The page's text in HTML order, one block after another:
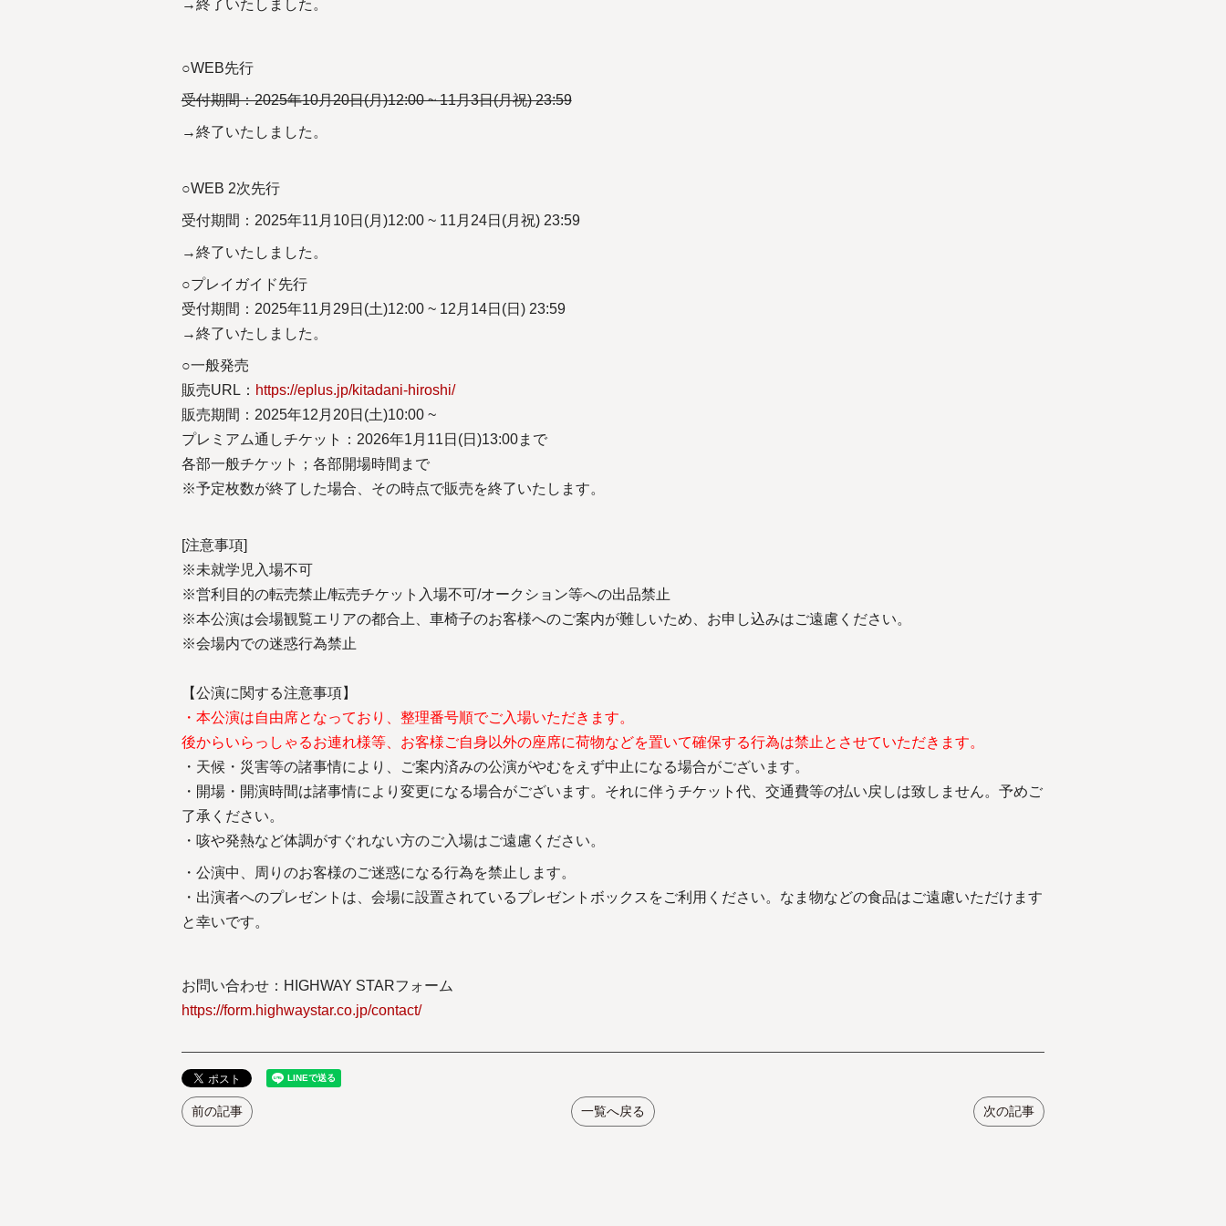
→終了いたしました。
○WEB先行
受付期間：2025年10月20日(月)12:00 ~ 11月3日(月祝) 23:59
→終了いたしました。
○WEB 2次先行
受付期間：2025年11月10日(月)12:00 ~ 11月24日(月祝) 23:59
→終了いたしました。
○プレイガイド先行
受付期間：2025年11月29日(土)12:00 ~ 12月14日(日) 23:59
→終了いたしました。
○一般発売
販売URL： https://eplus.jp/kitadani-hiroshi/
販売期間：2025年12月20日(土)10:00 ~
プレミアム通しチケット：2026年1月11日(日)13:00まで
各部一般チケット；各部開場時間まで
※予定枚数が終了した場合、その時点で販売を終了いたします。
[注意事項]
※未就学児入場不可
※営利目的の転売禁止/転売チケット入場不可/オークション等への出品禁止
※本公演は会場観覧エリアの都合上、車椅子のお客様へのご案内が難しいため、お申し込みはご遠慮ください。
※会場内での迷惑行為禁止
【公演に関する注意事項】
・本公演は自由席となっており、整理番号順でご入場いただきます。
後からいらっしゃるお連れ様等、お客様ご自身以外の座席に荷物などを置いて確保する行為は禁止とさせていただきます。
・天候・災害等の諸事情により、ご案内済みの公演がやむをえず中止になる場合がございます。
・開場・開演時間は諸事情により変更になる場合がございます。それに伴うチケット代、交通費等の払い戻しは致しません。予めご
了承ください。
・咳や発熱など体調がすぐれない方のご入場はご遠慮ください。
・公演中、周りのお客様のご迷惑になる行為を禁止します。
・出演者へのプレゼントは、会場に設置されているプレゼントボックスをご利用ください。なま物などの食品はご遠慮いただけます
と幸いです。
お問い合わせ：HIGHWAY STARフォーム
https://form.highwaystar.co.jp/contact/
前の記事 一覧へ戻る 次の記事